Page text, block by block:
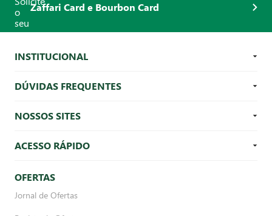
Zaffari Card e Bourbon Card
INSTITUCIONAL
DÚVIDAS FREQUENTES
NOSSOS SITES
ACESSO RÁPIDO
OFERTAS
Jornal de Ofertas